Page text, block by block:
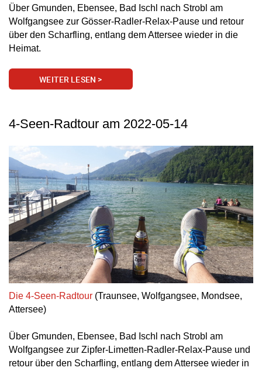
Über Gmunden, Ebensee, Bad Ischl nach Strobl am
Wolfgangsee zur Gösser-Radler-Relax-Pause und retour
über den Scharfling, entlang dem Attersee wieder in die
Heimat.
WEITER LESEN >
4-Seen-Radtour am 2022-05-14
Die 4-Seen-Radtour (Traunsee, Wolfgangsee, Mondsee,
Attersee)
Über Gmunden, Ebensee, Bad Ischl nach Strobl am
Wolfgangsee zur Zipfer-Limetten-Radler-Relax-Pause und
retour über den Scharfling, entlang dem Attersee wieder in